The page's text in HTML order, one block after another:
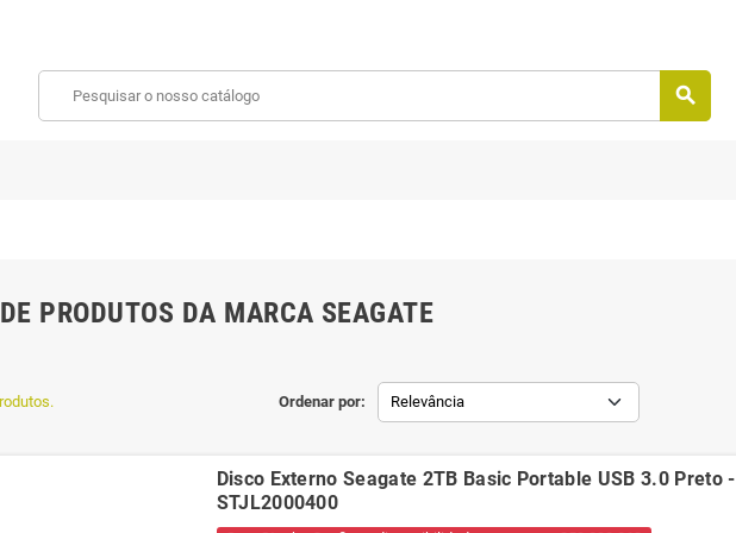
search
PRODUTOS DA MARCA SEAGATE
Ordenar por: Relevância
Disco Externo Seagate 2TB Basic Portable USB 3.0 Preto -
STJL2000400